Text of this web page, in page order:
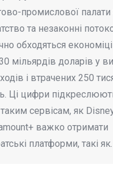
промислової
та незаконні
обходяться
мільярдів доларів у
і втрачених 250
Ці цифри
сервісам, як
важко отримати
платформи, такі